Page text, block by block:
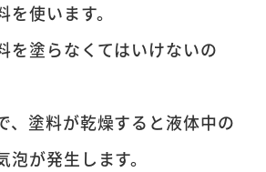
使います。
を塗らなくてはいけないの
、塗料が乾燥すると液体中の
が発生します。